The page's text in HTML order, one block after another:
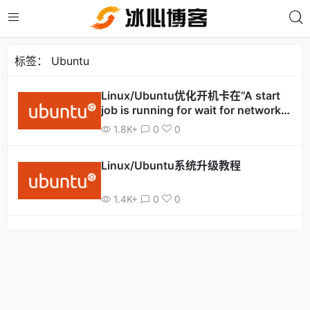
标签： Ubuntu
Linux/Ubuntu优化开机卡在“A start
job is running for wait for network
to be Configured”等待网络连接好长
1.8K+ 0 0
Linux/Ubuntu系统升级教程
1.4K+ 0 0